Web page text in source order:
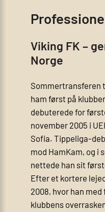
Viking FK –
Norge
Sommertransferen
ham først på
debuterede for
november 2005 i
Sofia. Tippeliga-
mod HamKam, og i
nettede han sit
Efter et kortere
2008, hvor han
klubbens